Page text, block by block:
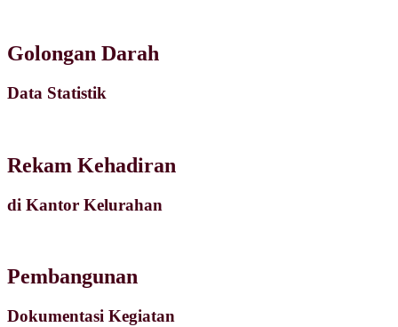
Golongan Darah
Data Statistik
Rekam Kehadiran
di Kantor Kelurahan
Pembangunan
Dokumentasi Kegiatan